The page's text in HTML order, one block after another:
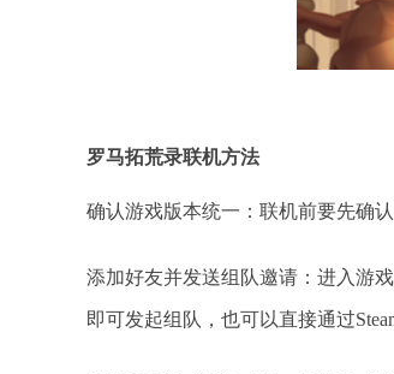
罗马拓荒录联机方法
确认游戏版本统一：联机前要先确
添加好友并发送组队邀请：进入游
即可发起组队，也可以直接通过